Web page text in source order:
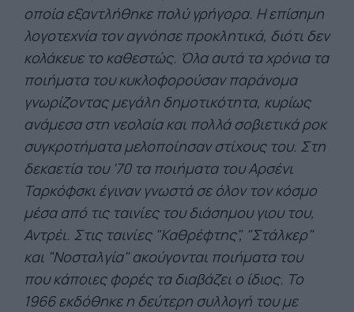
οποία εξαντλήθηκε πολύ γρήγορα. Η επίσημη
λογοτεχνία τον αγνόησε προκλητικά, διότι δεν
κολάκευε το καθεστώς. Όλα αυτά τα χρόνια τα
ποιήματα του κυκλοφορούσαν παράνομα
γνωρίζοντας μεγάλη δημοτικότητα, κυρίως
ανάμεσα στη νεολαία και πολλά σοβιετικά ροκ
συγκροτήματα μελοποίησαν στίχους του. Στη
δεκαετία του '70 τα ποιήματα του Αρσένι
Ταρκόφσκι έγιναν γνωστά σε όλον τον κόσμο
μέσα από τις ταινίες του διάσημου γιου του,
Αντρέι. Στις ταινίες "Καθρέφτης", "Στάλκερ"
και "Νοσταλγία" ακούγονται ποιήματα του
που κάποιες φορές τα διαβάζει ο ίδιος. Το
1966 εκδόθηκε η δεύτερη συλλογή του με